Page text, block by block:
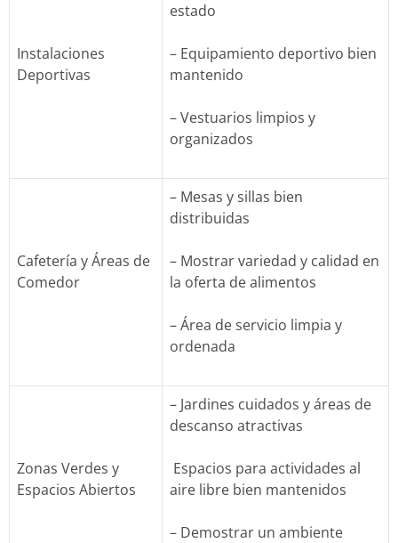
Instalaciones
Deportivas
estado
– Equipamiento deportivo bien
mantenido
– Vestuarios limpios y
organizados
Cafetería y Áreas de
Comedor
– Mesas y sillas bien
distribuidas
– Mostrar variedad y calidad en
la oferta de alimentos
– Área de servicio limpia y
ordenada
Zonas Verdes y
Espacios Abiertos
– Jardines cuidados y áreas de
descanso atractivas
Espacios para actividades al
aire libre bien mantenidos
– Demostrar un ambiente